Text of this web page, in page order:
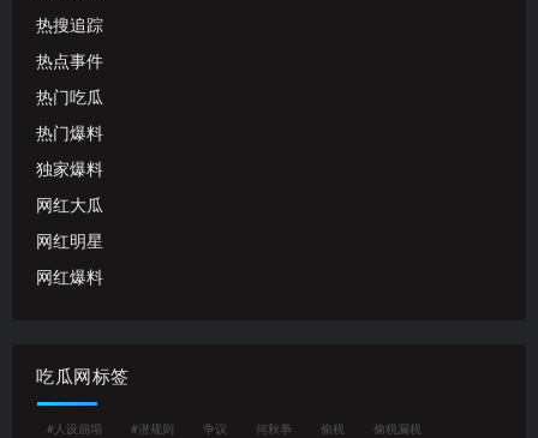
热搜追踪
热点事件
热门吃瓜
热门爆料
独家爆料
网红大瓜
网红明星
网红爆料
吃瓜网标签
#人设崩塌 #潜规则 争议 何秋亊 偷税 偷税漏税